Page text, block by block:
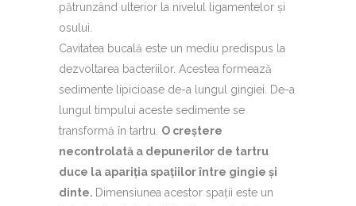
pătrunzând ulterior la nivelul ligamentelor și
osului.
Cavitatea bucală este un mediu predispus la
dezvoltarea bacteriilor. Acestea formează
sedimente lipicioase de-a lungul gingiei. De-a
lungul timpului aceste sedimente se
transformă în tartru. O creștere
necontrolată a depunerilor de tartru
duce la apariția spațiilor între gingie și
dinte. Dimensiunea acestor spații este un